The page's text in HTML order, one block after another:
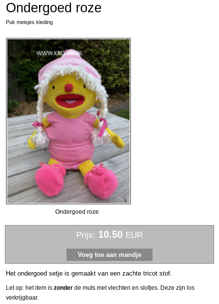
Ondergoed roze
Puk meisjes kleding
Ondergoed roze
Prijs: 10.50 EUR
Het ondergoed setje is gemaakt van een zachte tricot stof.
Let op: het item iszonder de muts met vlechten en slofjes. Deze zijn los
verkrijgbaar.